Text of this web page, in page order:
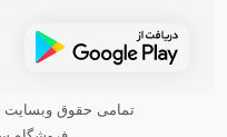
تمامی حقوق